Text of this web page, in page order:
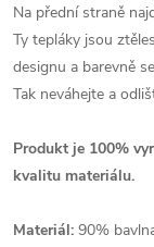
Na přední straně
Ty tepláky jsou
designu a barevně
Tak neváhejte a
Produkt je 100%
kvalitu materiálu.
Materiál: 90%